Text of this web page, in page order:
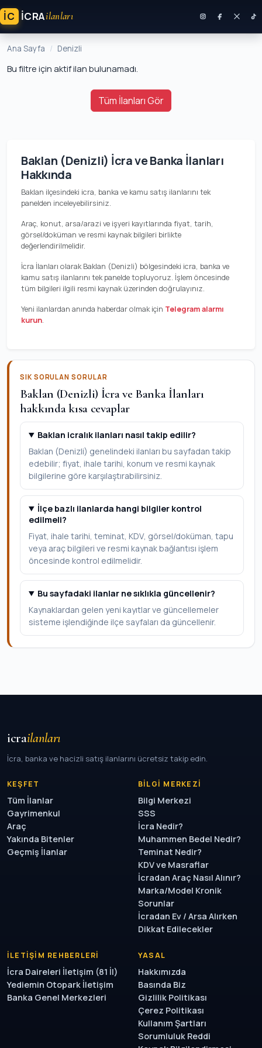
İC ICRAilanları
Ana Sayfa Denizli
Bu filtre için aktif ilan bulunamadı.
Tüm İlanları Gör
Baklan (Denizli) İcra ve Banka İlanları
Hakkında
Baklan ilçesindeki icra, banka ve kamu satış ilanlarını tek
panelden inceleyebilirsiniz.
Araç, konut, arsa/arazi ve işyeri kayıtlarında fiyat, tarih,
görsel/doküman ve resmi kaynak bilgileri birlikte
değerlendirilmelidir.
İcra İlanları olarak Baklan (Denizli) bölgesindeki icra, banka ve
kamu satış ilanlarını tek panelde topluyoruz. İşlem öncesinde
tüm bilgileri ilgili resmi kaynak üzerinden doğrulayınız.
Yeni ilanlardan anında haberdar olmak için Telegram alarmı
kurun.
SIK SORULAN SORULAR
Baklan (Denizli) İcra ve Banka İlanları
hakkında kısa cevaplar
Baklan icralık ilanları nasıl takip edilir?
Baklan (Denizli) genelindeki ilanları bu sayfadan takip
edebilir; fiyat, ihale tarihi, konum ve resmi kaynak
bilgilerine göre karşılaştırabilirsiniz.
İlçe bazlı ilanlarda hangi bilgiler kontrol
edilmeli?
Fiyat, ihale tarihi, teminat, KDV, görsel/doküman, tapu
veya araç bilgileri ve resmi kaynak bağlantısı işlem
öncesinde kontrol edilmelidir.
Bu sayfadaki ilanlar ne sıklıkla güncellenir?
Kaynaklardan gelen yeni kayıtlar ve güncellemeler
sisteme işlendiğinde ilçe sayfaları da güncellenir.
icrailanları
İcra, banka ve hacizli satış ilanlarını ücretsiz takip edin.
KEŞFET
Tüm İlanlar
Gayrimenkul
Araç
Yakında Bitenler
Geçmiş İlanlar
BILGI MERKEZI
Bilgi Merkezi
SSS
İcra Nedir?
Muhammen Bedel Nedir?
Teminat Nedir?
KDV ve Masraflar
İcradan Araç Nasıl Alınır?
Marka/Model Kronik
Sorunlar
İcradan Ev / Arsa Alırken
Dikkat Edilecekler
İLETIŞIM REHBERLERI
İcra Daireleri İletişim (81 İl)
Yediemin Otopark İletişim
Banka Genel Merkezleri
YASAL
Hakkımızda
Basında Biz
Gizlilik Politikası
Çerez Politikası
Kullanım Şartları
Sorumluluk Reddi